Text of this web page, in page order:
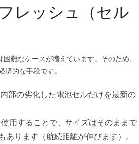
レッシュ（セル
難なケースが増えています。そのため、
的な手段です。
部の劣化した電池セルだけを最新の
用することで、サイズはそのままで
あります（航続距離が伸びます）。